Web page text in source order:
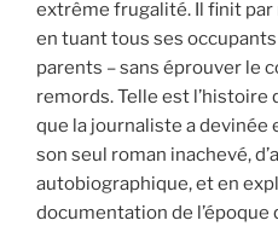
extrême frugalité. Il finit
en tuant tous ses
parents – sans éprouver le
remords. Telle est l’histoire
que la journaliste a devinée
son seul roman inachevé,
autobiographique, et en
documentation de l’époque